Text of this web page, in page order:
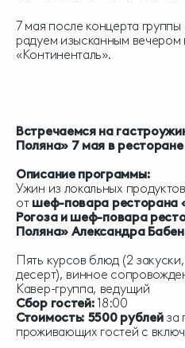
7 мая после концерта
радуем изысканным вечером
«Континенталь».
Встречаемся на
Поляна» 7 мая в
Описание программы:
Ужин из локальных
от шеф-повара ресторана
Рогоза и шеф-повара
Поляна» Александра
Пять курсов блюд (2
десерт), винное
Кавер-группа, ведущий
Сбор гостей: 18:00
Стоимость: 5500 рублейза
проживающих гостей с